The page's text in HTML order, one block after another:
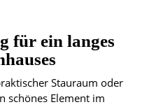
für ein langes
Stauraum oder
schönes Element im